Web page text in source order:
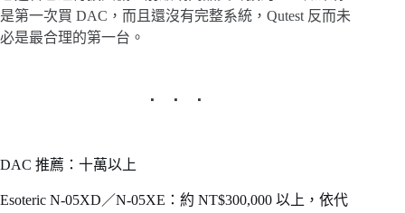
是第一次買 DAC，而且還沒有完整系統，Qutest 反而未
必是最合理的第一台。
DAC 推薦：十萬以上
Esoteric N-05XD／N-05XE：約 NT$300,000 以上，依代